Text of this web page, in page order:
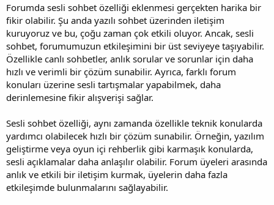
n
h
i
Forumda sesli sohbet özelliği eklenmesi gerçekten harika bir
fikir olabilir. Şu anda yazılı sohbet üzerinden iletişim
kuruyoruz ve bu, çoğu zaman çok etkili oluyor. Ancak, sesli
sohbet, forumumuzun etkileşimini bir üst seviyeye taşıyabilir.
Özellikle canlı sohbetler, anlık sorular ve sorunlar için daha
hızlı ve verimli bir çözüm sunabilir. Ayrıca, farklı forum
konuları üzerine sesli tartışmalar yapabilmek, daha
derinlemesine fikir alışverişi sağlar.
Sesli sohbet özelliği, aynı zamanda özellikle teknik konularda
yardımcı olabilecek hızlı bir çözüm sunabilir. Örneğin, yazılım
geliştirme veya oyun içi rehberlik gibi karmaşık konularda,
sesli açıklamalar daha anlaşılır olabilir. Forum üyeleri arasında
anlık ve etkili bir iletişim kurmak, üyelerin daha fazla
etkileşimde bulunmalarını sağlayabilir.